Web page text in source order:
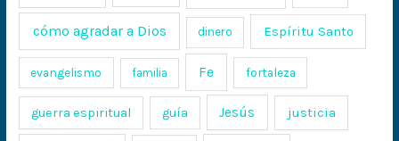
cómo agradar a Dios dinero Espíritu Santo
evangelismo familia Fe fortaleza
guerra espiritual guía Jesús justicia